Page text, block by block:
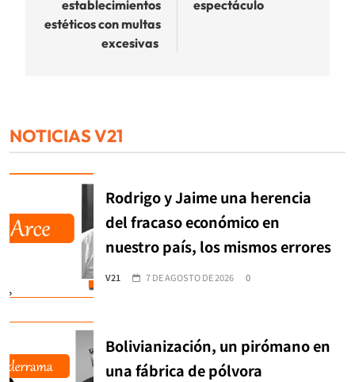
establecimientos
estéticos con multas
excesivas
espectáculo
NOTICIAS V21
Rodrigo y Jaime una herencia
del fracaso económico en
nuestro país, los mismos errores
V21 7 DE AGOSTO DE 2026 0
Bolivianización, un pirómano en
una fábrica de pólvora